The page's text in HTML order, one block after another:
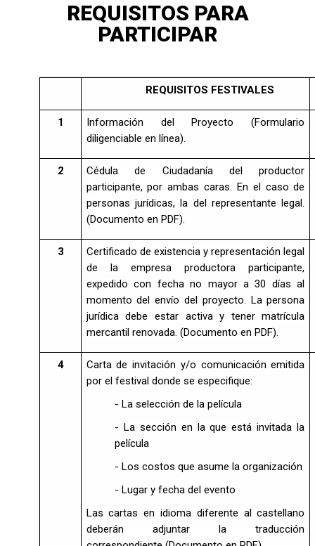
REQUISITOS PARA
PARTICIPAR
REQUISITOS FESTIVALES
1
Información del Proyecto (Formulario
diligenciable en línea).
2
Cédula de Ciudadanía del productor
participante, por ambas caras. En el caso de
personas jurídicas, la del representante legal.
(Documento en PDF).
3
Certificado de existencia y representación legal
de la empresa productora participante,
expedido con fecha no mayor a 30 días al
momento del envío del proyecto. La persona
jurídica debe estar activa y tener matrícula
mercantil renovada. (Documento en PDF).
4
Carta de invitación y/o comunicación emitida
por el festival donde se especifique:
- La selección de la película
- La sección en la que está invitada la
película
- Los costos que asume la organización
- Lugar y fecha del evento
Las cartas en idioma diferente al castellano
deberán adjuntar la traducción